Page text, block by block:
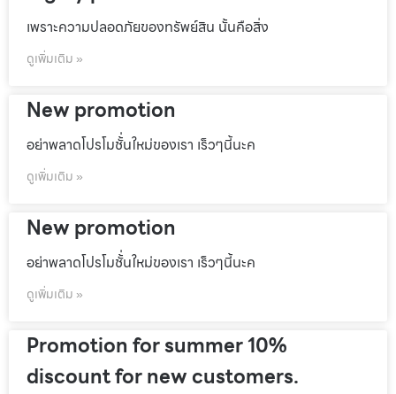
เพราะความปลอดภัยของทรัพย์สิน นั้นคือสิ่ง
ดูเพิ่มเติม »
New promotion
อย่าพลาดโปรโมชั้่นใหม่ของเรา เร็วๆนี้นะค
ดูเพิ่มเติม »
New promotion
อย่าพลาดโปรโมชั้่นใหม่ของเรา เร็วๆนี้นะค
ดูเพิ่มเติม »
Promotion for summer 10%
discount for new customers.